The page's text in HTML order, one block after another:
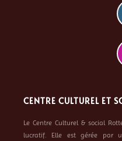
CENTRE CULTUREL ET
Le Centre Culturel & social
lucratif. Elle est gérée par